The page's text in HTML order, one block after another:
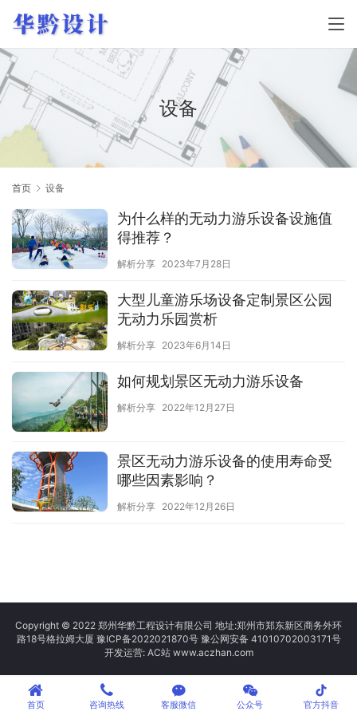
设备
首页 设备
为什么样的无动力游乐设备设施值
得推荐？
解析分享 2023年7月28日
大型儿童游乐场设备定制景区公园
无动力乐园赏析
解析分享 2023年6月14日
如何规划景区无动力游乐设备
解析分享 2022年12月27日
景区无动力游乐设备的使用寿命受
哪些因素影响？
解析分享 2022年12月26日
Copyright © 2022 郑州华黔工程设计有限公司 地址:郑州市郑东新区商务外环
路18号格拉姆大厦 豫ICP备2022021870号 豫公网安备 41010702003171号
开发运营: AC站 www.aczhan.com
首页 咨询热线 客服微信 公众号
tiktok
官方抖音